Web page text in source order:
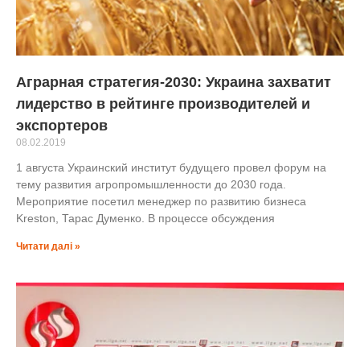
Аграрная стратегия-2030: Украина захватит
лидерство в рейтинге производителей и
экспортеров
08.02.2019
1 августа Украинский институт будущего провел форум на
тему развития агропромышленности до 2030 года.
Мероприятие посетил менеджер по развитию бизнеса
Kreston, Тарас Думенко. В процессе обсуждения
Читати далі »